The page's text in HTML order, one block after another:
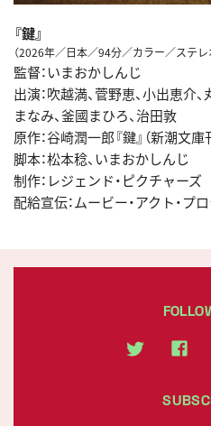
『鍵』
（2026年／日本／94分／カラー／ステレ
監督：いまおかしんじ
出演：吹越満、菅野恵、小出恵介
まなみ、釜國まひろ、治田敦
原作：谷崎潤一郎『鍵』（新潮文庫
脚本：松本稔、いまおかしんじ
制作：レジェンド・ピクチャーズ
配給宣伝：ムービー・アクト・プ